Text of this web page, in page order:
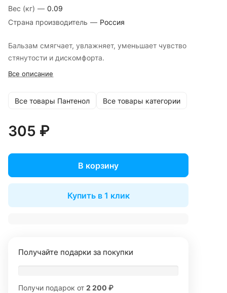
Вес (кг) — 0.09
Страна производитель — Россия
Бальзам смягчает, увлажняет, уменьшает чувство
стянутости и дискомфорта.
Все описание
Все товары Пантенол Все товары категории
305 ₽
В корзину
Купить в 1 клик
Получайте подарки за покупки
Получи подарок от 2 200 ₽